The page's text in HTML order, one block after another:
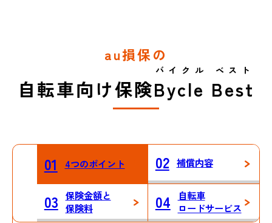
au損保の
自転車向け保険Bycle Best
バイクル ベスト
01 4つのポイント 02 補償内容
03 保険金額と
保険料
04
自転車
ロードサービス